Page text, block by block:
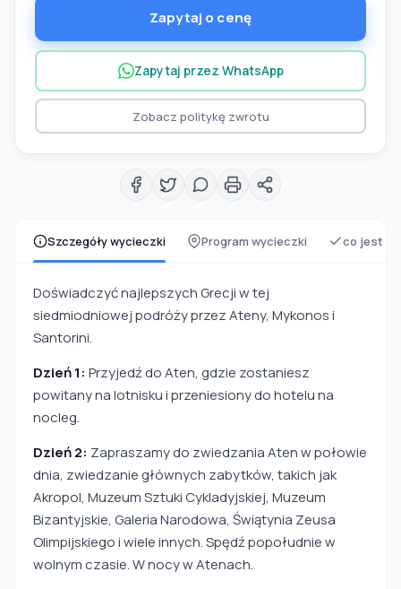
Szczegóły wycieczki Program wycieczki co jest
Doświadczyć najlepszych Grecji w tej
siedmiodniowej podróży przez Ateny, Mykonos i
Santorini.
Dzień 1: Przyjedź do Aten, gdzie zostaniesz
powitany na lotnisku i przeniesiony do hotelu na
nocleg.
Dzień 2: Zapraszamy do zwiedzania Aten w połowie
dnia, zwiedzanie głównych zabytków, takich jak
Akropol, Muzeum Sztuki Cykladyjskiej, Muzeum
Bizantyjskie, Galeria Narodowa, Świątynia Zeusa
Olimpijskiego i wiele innych. Spędź popołudnie w
wolnym czasie. W nocy w Atenach.
Zapytaj o cenę
Zapytaj przez WhatsApp
Zobacz politykę zwrotu